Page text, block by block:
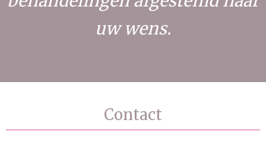
uw wens.
Contact